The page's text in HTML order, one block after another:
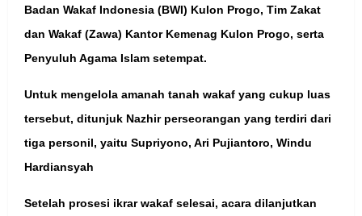
Badan Wakaf Indonesia (BWI) Kulon Progo, Tim Zakat
dan Wakaf (Zawa) Kantor Kemenag Kulon Progo, serta
Penyuluh Agama Islam setempat.
Untuk mengelola amanah tanah wakaf yang cukup luas
tersebut, ditunjuk Nazhir perseorangan yang terdiri dari
tiga personil, yaitu Supriyono, Ari Pujiantoro, Windu
Hardiansyah
Setelah prosesi ikrar wakaf selesai, acara dilanjutkan